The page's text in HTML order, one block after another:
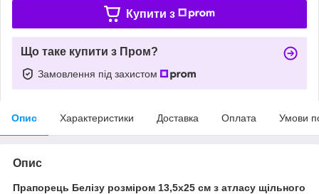
Купити з
Що таке купити з Пром?
Замовлення під захистом
Опис Характеристики Доставка Оплата Умови
Опис
Прапорець Белізу розміром 13,5х25 см з атласу щільного